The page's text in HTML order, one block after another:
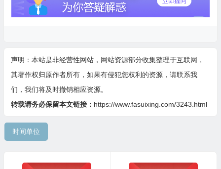
声明：本站是非经营性网站，网站资源部分收集整理于互联网，
其著作权归原作者所有，如果有侵犯您权利的资源，请联系我
们，我们将及时撤销相应资源。
转载请务必保留本文链接： https://www.fasuixing.com/3243.html
时间单位